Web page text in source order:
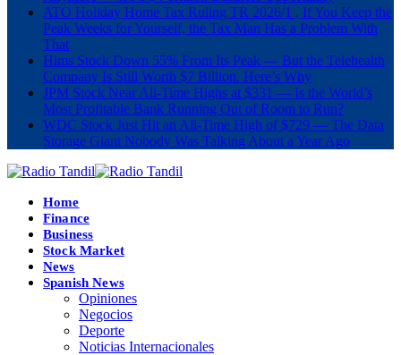
ATO Holiday Home Tax Ruling TR 2026/1 , If You Keep the
Peak Weeks for Yourself, the Tax Man Has a Problem With
That
Hims Stock Down 55% From Its Peak — But the Telehealth
Company Is Still Worth $7 Billion. Here’s Why
JPM Stock Near All-Time Highs at $331 — Is the World’s
Most Profitable Bank Running Out of Room to Run?
WDC Stock Just Hit an All-Time High of $729 — The Data
Storage Giant Nobody Was Talking About a Year Ago
Home
Finance
Business
Stock Market
News
Spanish News
Opiniones
Negocios
Deporte
Noticias Internacionales